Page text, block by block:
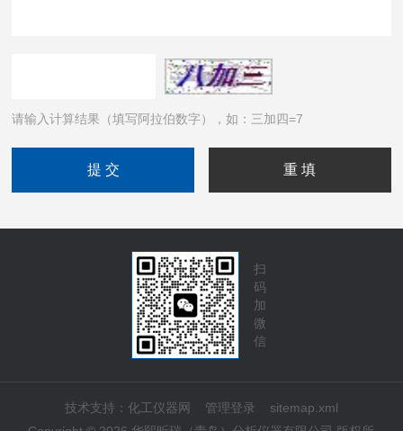
请输入计算结果（填写阿拉伯数字），如：三加四=7
扫
码
加
微
信
技术支持： 化工仪器网 管理登录
sitemap.xml